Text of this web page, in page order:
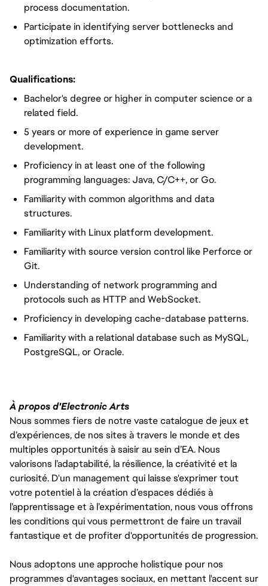
process documentation.
Participate in identifying server bottlenecks and
optimization efforts.
Qualifications:
Bachelor's degree or higher in computer science or a
related field.
5 years or more of experience in game server
development.
Proficiency in at least one of the following
programming languages: Java, C/C++, or Go.
Familiarity with common algorithms and data
structures.
Familiarity with Linux platform development.
Familiarity with source version control like Perforce or
Git.
Understanding of network programming and
protocols such as HTTP and WebSocket.
Proficiency in developing cache-database patterns.
Familiarity with a relational database such as MySQL,
PostgreSQL, or Oracle.
À propos d'Electronic Arts
Nous sommes fiers de notre vaste catalogue de jeux et
d’expériences, de nos sites à travers le monde et des
multiples opportunités à saisir au sein d’EA. Nous
valorisons l’adaptabilité, la résilience, la créativité et la
curiosité. D'un management qui laisse s'exprimer tout
votre potentiel à la création d’espaces dédiés à
l’apprentissage et à l’expérimentation, nous vous offrons
les conditions qui vous permettront de faire un travail
fantastique et de profiter d'opportunités de progression.
Nous adoptons une approche holistique pour nos
programmes d'avantages sociaux, en mettant l'accent sur